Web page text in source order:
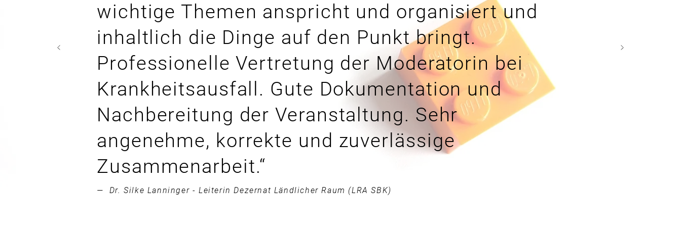
wichtige Themen anspricht und organisiert und
inhaltlich die Dinge auf den Punkt bringt.
Professionelle Vertretung der Moderatorin bei
Krankheitsausfall. Gute Dokumentation und
Nachbereitung der Veranstaltung. Sehr
angenehme, korrekte und zuverlässige
Zusammenarbeit.“
— Dr. Silke Lanninger - Leiterin Dezernat Ländlicher Raum (LRA SBK)